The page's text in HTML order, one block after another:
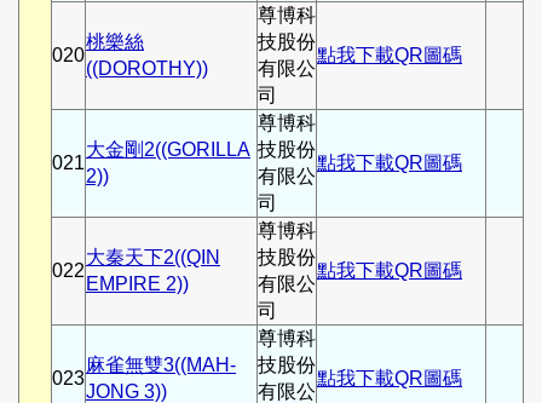
020
桃樂絲
((DOROTHY))
尊博科
技股份
有限公
司
點我下載QR圖碼
021
大金剛2((GORILLA
2))
尊博科
技股份
有限公
司
點我下載QR圖碼
022
大秦天下2((QIN
EMPIRE 2))
尊博科
技股份
有限公
司
點我下載QR圖碼
023
麻雀無雙3((MAH-
JONG 3))
尊博科
技股份
有限公
點我下載QR圖碼